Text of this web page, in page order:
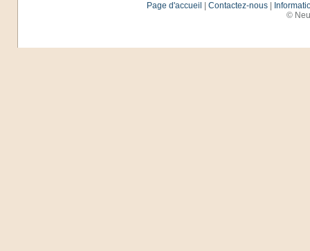
Page d'accueil Contactez-nous|
©